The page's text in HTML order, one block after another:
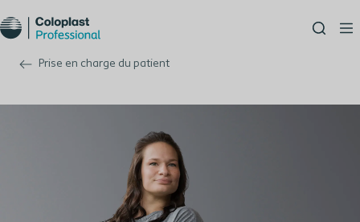
Prise en charge du patient